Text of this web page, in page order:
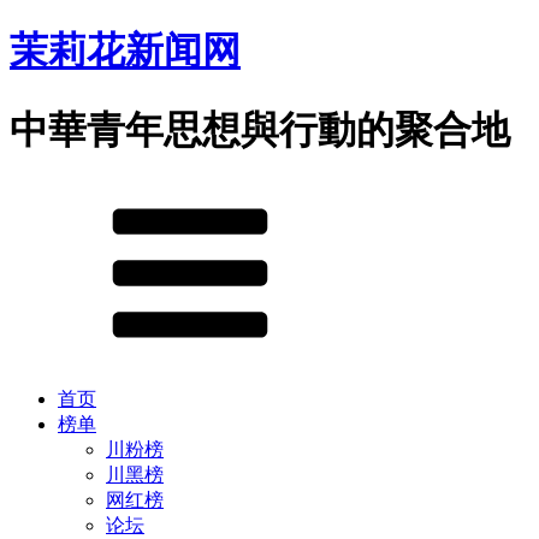
茉莉花新闻网
中華青年思想與行動的聚合地
首页
榜单
川粉榜
川黑榜
网红榜
论坛